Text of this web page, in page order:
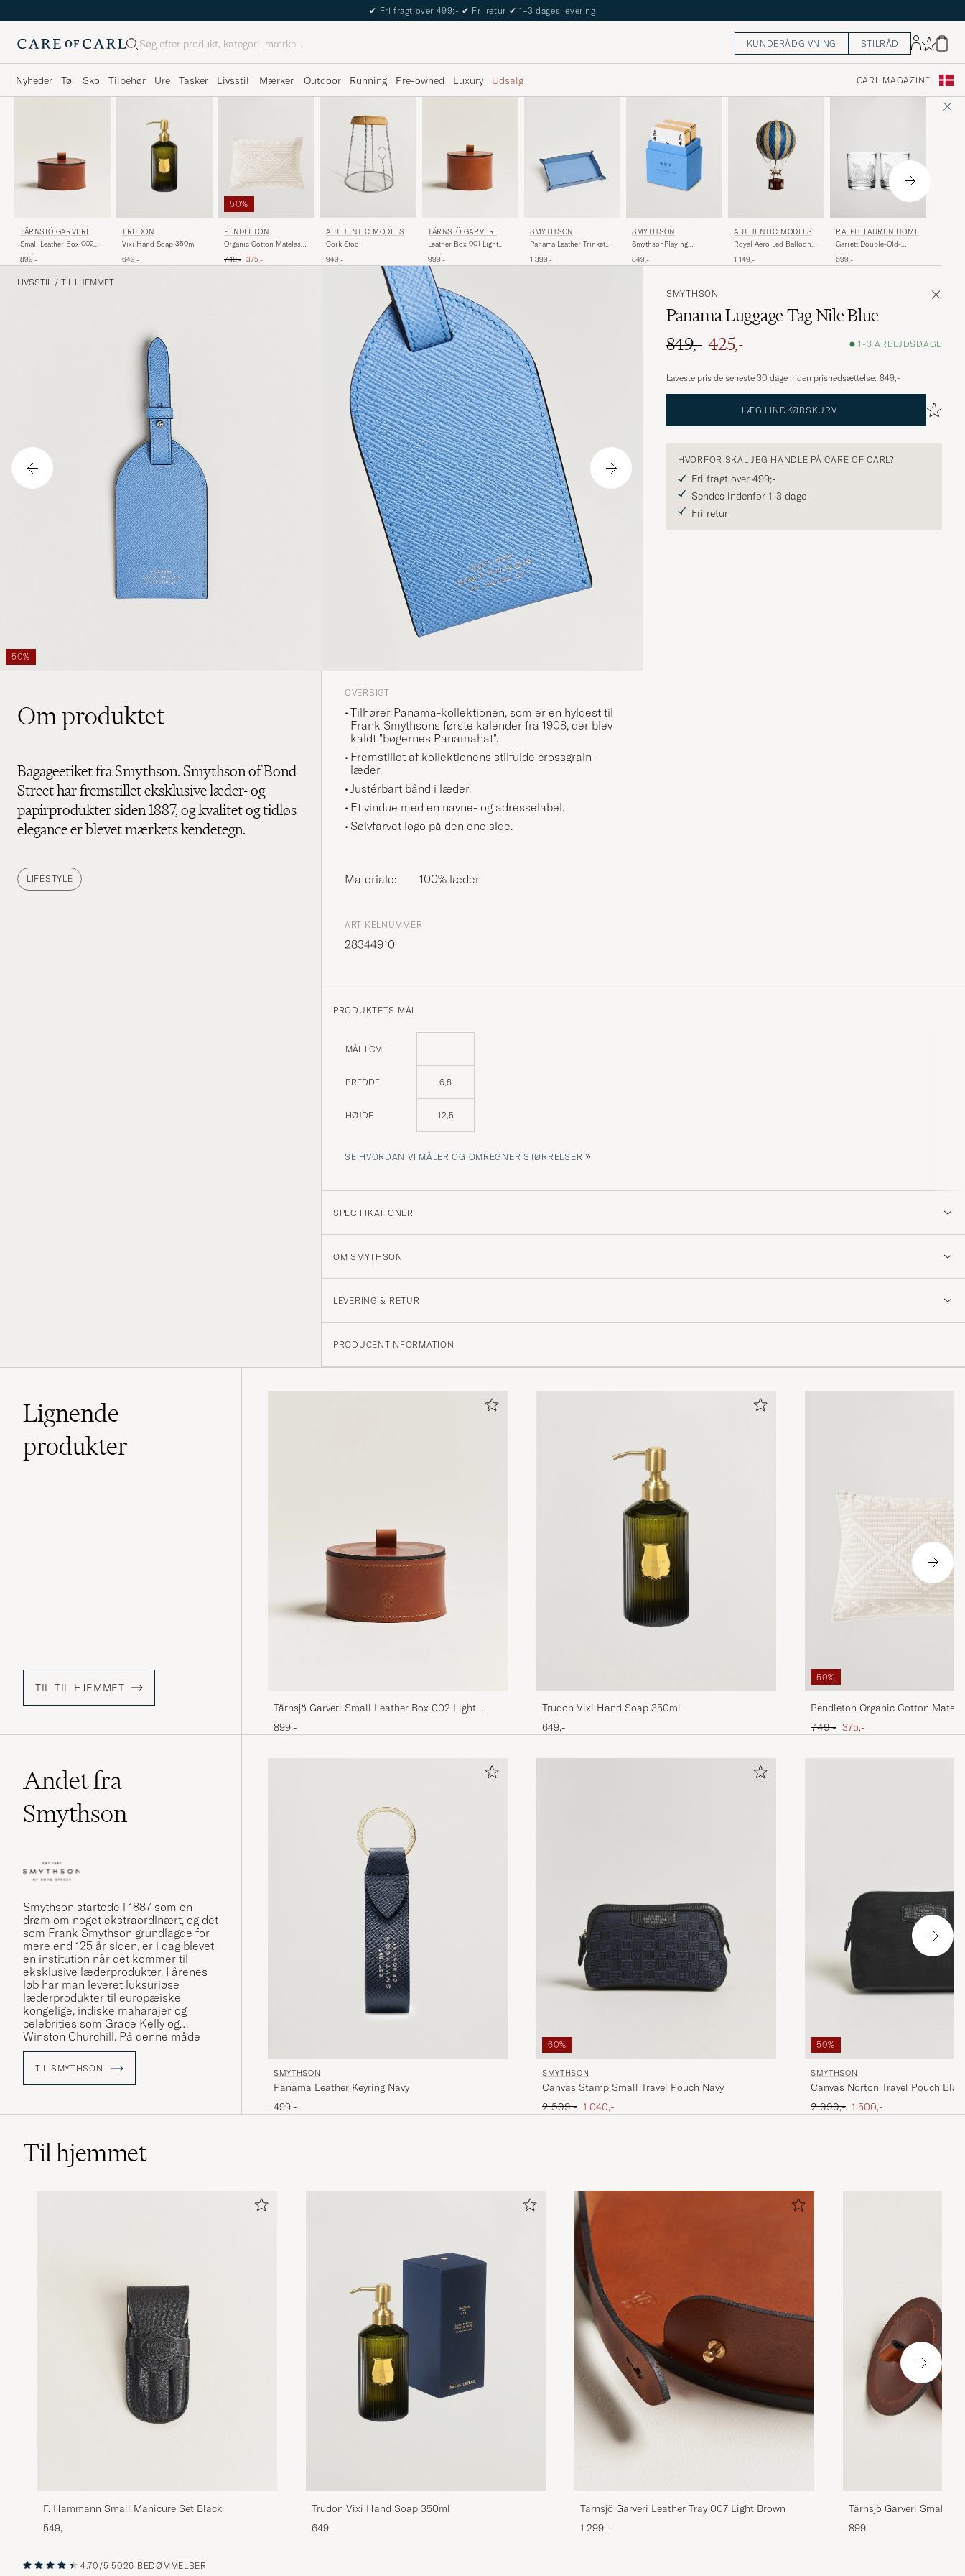
✔ Fri fragt over 499;- ✔ Fri retur ✔ 1–3 dages levering
Søg KUNDERÅDGIVNING STILRÅD
Nyheder Tøj Sko Tilbehør Ure Tasker Livsstil Mærker Outdoor Running Pre-owned Luxury Udsalg CARL MAGAZINE
TÄRNSJÖ GARVERI
Small Leather Box 002
899,-
TRUDON
Vixi Hand Soap 350ml
649,-
50%
PENDLETON
Organic Cotton Matelasse
Ordinary pris
749,- Nedsat pris
375,-
AUTHENTIC MODELS
Cork Stool
949,-
TÄRNSJÖ GARVERI
Leather Box 001 Light
999,-
SMYTHSON
Panama Leather Trinket
1 399,-
SMYTHSON
SmythsonPlaying
849,-
AUTHENTIC MODELS
Royal Aero Led Balloon
1 149,-
RALPH LAUREN HOME
Garrett Double-Old-
699,-
LIVSSTIL / TIL HJEMMET
50%
SMYTHSON
Panama Luggage Tag Nile Blue
Ordinary pris
849,-
Nedsat pris
425,- 1-3 ARBEJDSDAGE
Laveste pris de seneste 30 dage inden prisnedsættelse: 849,-
LÆG I INDKØBSKURV
HVORFOR SKAL JEG HANDLE PÅ CARE OF CARL?
Fri fragt over 499;-
Sendes indenfor 1-3 dage
Fri retur
Om produktet
Bagageetiket fra Smythson. Smythson of Bond
Street har fremstillet eksklusive læder- og
papirprodukter siden 1887, og kvalitet og tidløs
elegance er blevet mærkets kendetegn.
LIFESTYLE
OVERSIGT
Tilhører Panama-kollektionen, som er en hyldest til
Frank Smythsons første kalender fra 1908, der blev
kaldt "bøgernes Panamahat".
Fremstillet af kollektionens stilfulde crossgrain-
læder.
Justérbart bånd i læder.
Et vindue med en navne- og adresselabel.
Sølvfarvet logo på den ene side.
Materiale: 100% læder
ARTIKELNUMMER
28344910
PRODUKTETS MÅL
MÅL I CM
BREDDE 6,8
HØJDE 12,5
SE HVORDAN VI MÅLER OG OMREGNER STØRRELSER »
SPECIFIKATIONER
OM SMYTHSON
LEVERING & RETUR
PRODUCENTINFORMATION
Lignende
produkter
TIL TIL HJEMMET
Tärnsjö Garveri Small Leather Box 002 Light
Brown
899,-
Trudon Vixi Hand Soap 350ml
649,-
50%
Pendleton Organic Cotton
Ganado
Ordinary pris
749,- Nedsat pris
375,-
Andet fra
Smythson
Smythson startede i 1887 som en
drøm om noget ekstraordinært, og det
som Frank Smythson grundlagde for
mere end 125 år siden, er i dag blevet
en institution når det kommer til
eksklusive læderprodukter. I årenes
løb har man leveret luksuriøse
læderprodukter til europæiske
kongelige, indiske maharajer og
celebrities som Grace Kelly og
Winston Churchill. På denne måde
har Smythson sat standarden for en
ekstraordinær livsstil baseret på
kvalitet og kompromisløst
håndværk.De tidløse produkter fra
håndværk og en perfekt kombination
TIL SMYTHSON SMYTHSON
Panama Leather Keyring Navy
499,-
60%
SMYTHSON
Canvas Stamp Small Travel Pouch Navy
Ordinary pris
2 599,- Nedsat pris
1 040,-
50%
SMYTHSON
Canvas Norton Travel Pouch
Ordinary pris
2 999,- Nedsat pris
1 500,-
Til hjemmet
F. Hammann Small Manicure Set Black
549,-
Trudon Vixi Hand Soap 350ml
649,-
Tärnsjö Garveri Leather Tray 007 Light Brown
1 299,-
Tärnsjö Garveri Small
Brown
899,-
4.70/5 5026 BEDØMMELSER